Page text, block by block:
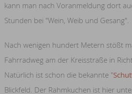
kann man nach Voranmeldung dort
Stunden bei "Wein, Weib und Gesang".
Nach wenigen hundert Metern stößt
Fahrradweg am der Kreisstraße in
Natürlich ist schon die bekannte "
Blickfeld. Der Rahmkuchen ist hier